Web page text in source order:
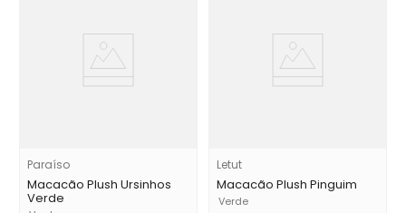
Paraíso
Macacão Plush Ursinhos
Verde
Letut
Macacão Plush Pinguim
Verde